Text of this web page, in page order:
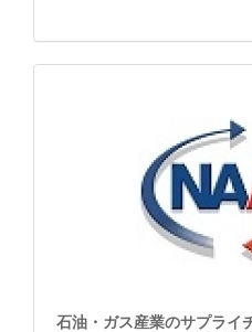
石油・ガス産業のサプライ